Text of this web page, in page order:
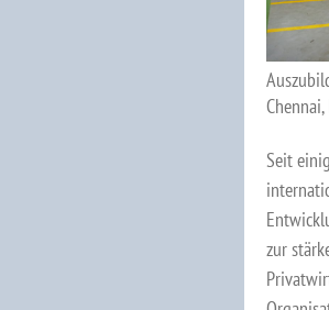
Seit
zur